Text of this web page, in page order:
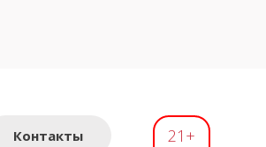
Контакты 21+